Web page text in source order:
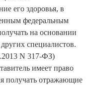
его здоровья, в
федеральным
на основании
специалистов.
N 317-ФЗ)
имеет право
получать отражающие